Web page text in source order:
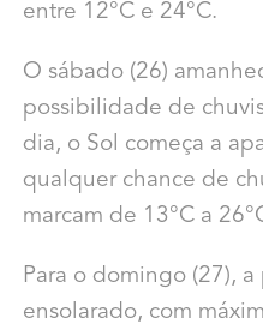
entre 12°C e 24°C.
O sábado (26)
possibilidade de
dia, o Sol começa a
qualquer chance de
marcam de 13°C a
Para o domingo (27),
ensolarado, com